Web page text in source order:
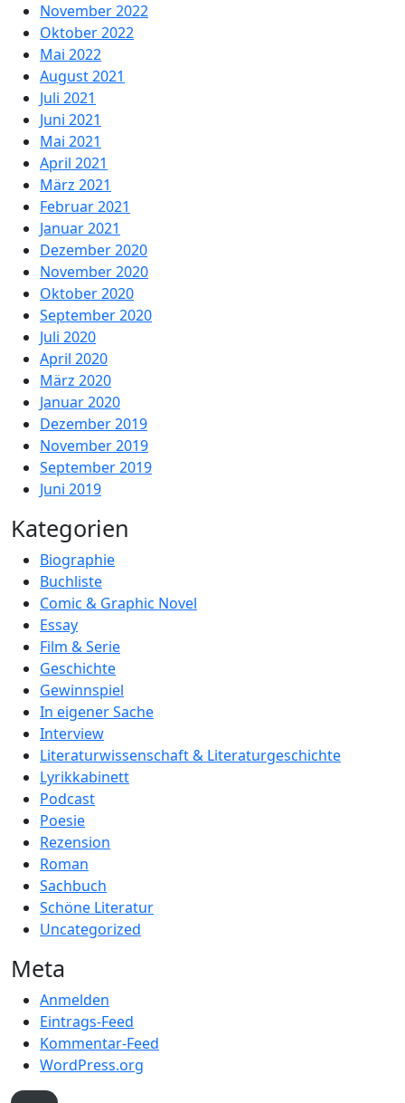
November 2022
Oktober 2022
Mai 2022
August 2021
Juli 2021
Juni 2021
Mai 2021
April 2021
März 2021
Februar 2021
Januar 2021
Dezember 2020
November 2020
Oktober 2020
September 2020
Juli 2020
April 2020
März 2020
Januar 2020
Dezember 2019
November 2019
September 2019
Juni 2019
Kategorien
Biographie
Buchliste
Comic & Graphic Novel
Essay
Film & Serie
Geschichte
Gewinnspiel
In eigener Sache
Interview
Literaturwissenschaft & Literaturgeschichte
Lyrikkabinett
Podcast
Poesie
Rezension
Roman
Sachbuch
Schöne Literatur
Uncategorized
Meta
Anmelden
Eintrags-Feed
Kommentar-Feed
WordPress.org